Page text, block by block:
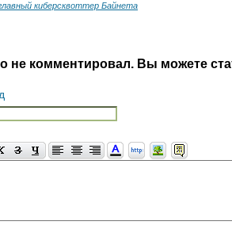
киберсквоттер Байнета
не комментировал. Вы можете